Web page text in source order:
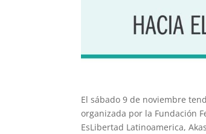
El sábado 9 de noviembre
organizada por la Fundación
EsLibertad Latinoamerica,